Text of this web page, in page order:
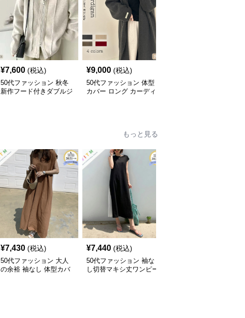
¥7,600 (税込)
50代ファッション 秋冬
新作フード付きダブルジ
¥9,000 (税込)
50代ファッション 体型
カバー ロング カーディ
もっと見る
¥7,430 (税込)
50代ファッション 大人
の余裕 袖なし 体型カバ
¥7,440 (税込)
50代ファッション 袖な
し切替マキシ丈ワンピー